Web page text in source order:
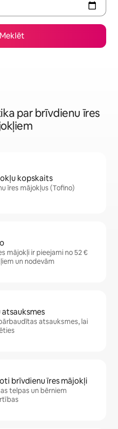
Meklēt
par brīvdienu īres
kopskaits
īres mājokļus (Tofino)
mājokļi ir pieejami no 52 €
un nodevām
atsauksmes, lai
brīvdienu īres mājokļi
telpas un bērniem